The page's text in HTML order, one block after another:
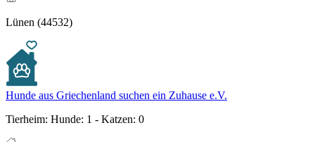
Lünen (44532)
Hunde aus Griechenland suchen ein Zuhause e.V.
Tierheim: Hunde: 1 - Katzen: 0